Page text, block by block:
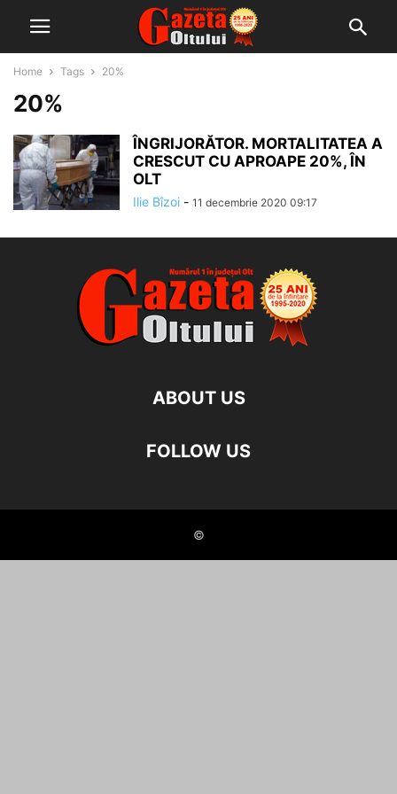
Home Tags 20%
20%
ÎNGRIJORĂTOR. MORTALITATEA A
CRESCUT CU APROAPE 20%, ÎN
OLT
Ilie Bîzoi - 11 decembrie 2020 09:17
ABOUT US
FOLLOW US
©